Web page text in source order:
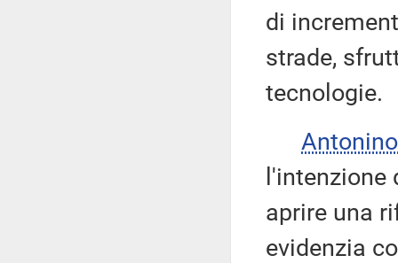
di
strade,
tecnologie.
aprire una
evidenzia